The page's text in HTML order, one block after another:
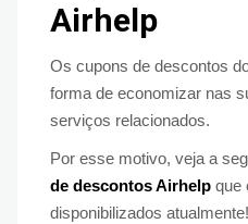
Airhelp
Os cupons de descontos
forma de economizar nas
serviços relacionados.
Por esse motivo, veja a
de descontos Airhelp que
disponibilizados atualmente!